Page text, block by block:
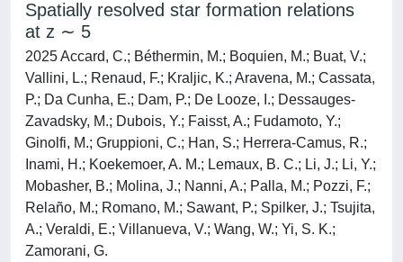
Spatially resolved star formation relations
at z ∼ 5
2025 Accard, C.; Béthermin, M.; Boquien, M.; Buat, V.;
Vallini, L.; Renaud, F.; Kraljic, K.; Aravena, M.; Cassata,
P.; Da Cunha, E.; Dam, P.; De Looze, I.; Dessauges-
Zavadsky, M.; Dubois, Y.; Faisst, A.; Fudamoto, Y.;
Ginolfi, M.; Gruppioni, C.; Han, S.; Herrera-Camus, R.;
Inami, H.; Koekemoer, A. M.; Lemaux, B. C.; Li, J.; Li, Y.;
Mobasher, B.; Molina, J.; Nanni, A.; Palla, M.; Pozzi, F.;
Relaño, M.; Romano, M.; Sawant, P.; Spilker, J.; Tsujita,
A.; Veraldi, E.; Villanueva, V.; Wang, W.; Yi, S. K.;
Zamorani, G.